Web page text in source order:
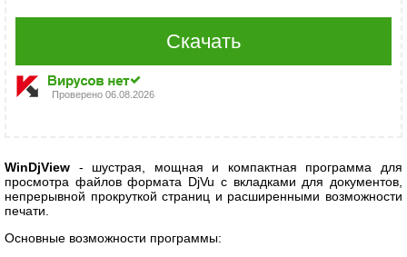
Скачать
Проверено 06.08.2026
WinDjView - шустрая, мощная и компактная программа для
просмотра файлов формата DjVu с вкладками для документов,
непрерывной прокруткой страниц и расширенными возможности
печати.
Основные возможности программы: